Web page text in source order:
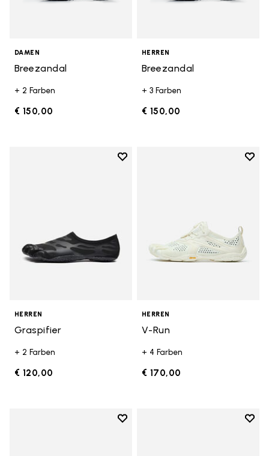
DAMEN
Breezandal
+ 2 Farben
€ 150,00
HERREN
Breezandal
+ 3 Farben
€ 150,00
Add to wishlist
HERREN
Graspifier
+ 2 Farben
€ 120,00
Add
HERREN
V-Run
+ 4 Farben
€ 170,00
Add to wishlist
Add